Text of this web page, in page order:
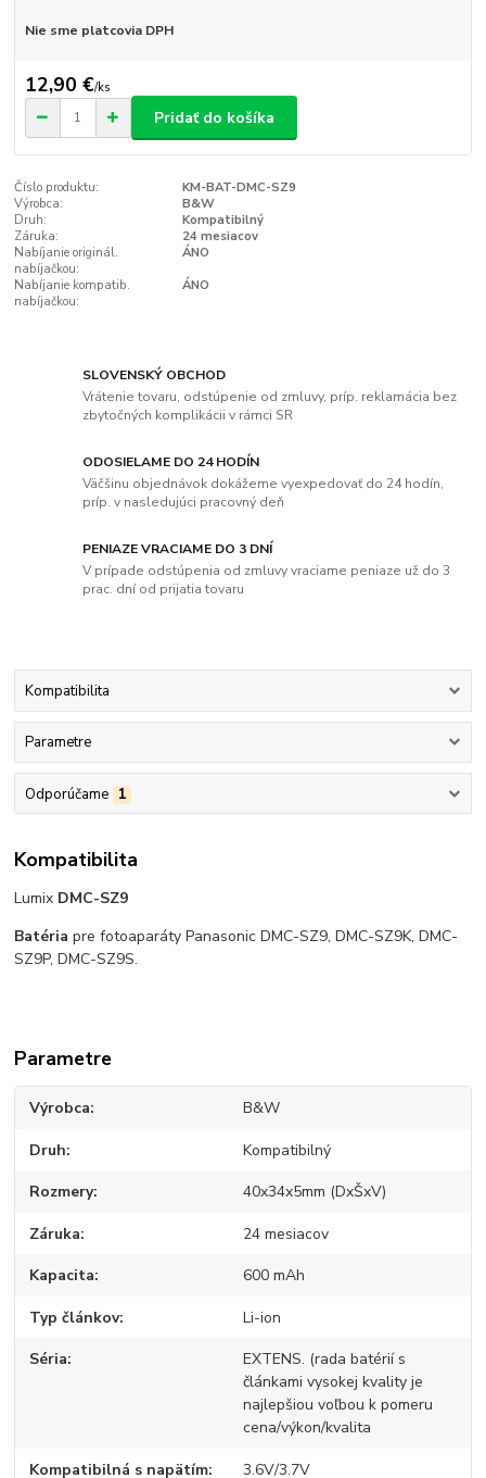
Nie sme platcovia DPH
12,90 €/ks
Pridať do košíka
Číslo produktu:
KM-BAT-DMC-SZ9
Výrobca:
B&W
Druh:
Kompatibilný
Záruka:
24 mesiacov
Nabíjanie originál.
nabíjačkou:
ÁNO
Nabíjanie kompatib.
nabíjačkou:
ÁNO
SLOVENSKÝ OBCHOD
Vrátenie tovaru, odstúpenie od zmluvy, príp. reklamácia bez
zbytočných komplikácii v rámci SR
ODOSIELAME DO 24 HODÍN
Väčšinu objednávok dokážeme vyexpedovať do 24 hodín,
príp. v nasledujúci pracovný deň
PENIAZE VRACIAME DO 3 DNÍ
V prípade odstúpenia od zmluvy vraciame peniaze už do 3
prac. dní od prijatia tovaru
Kompatibilita
Parametre
Odporúčame 1
Kompatibilita
Lumix DMC-SZ9
Batéria pre fotoaparáty Panasonic DMC-SZ9, DMC-SZ9K, DMC-
SZ9P, DMC-SZ9S.
Parametre
Výrobca B&W
Druh Kompatibilný
Rozmery 40x34x5mm (DxŠxV)
Záruka 24 mesiacov
Kapacita 600 mAh
Typ článkov Li-ion
Séria
EXTENS. (rada batérií s
článkami vysokej kvality je
najlepšiou voľbou k pomeru
cena/výkon/kvalita
Kompatibilná s napätím 3.6V/3.7V